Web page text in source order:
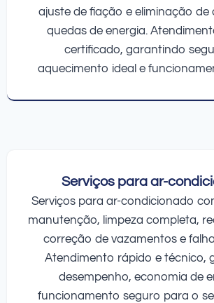
ajuste de fiação e eliminação de
quedas de energia.
certificado, garantindo
aquecimento ideal e
Serviços para ar-
Serviços para ar-condicionado
manutenção, limpeza completa,
correção de vazamentos e
Atendimento rápido e técnico,
desempenho, economia de
funcionamento seguro para o